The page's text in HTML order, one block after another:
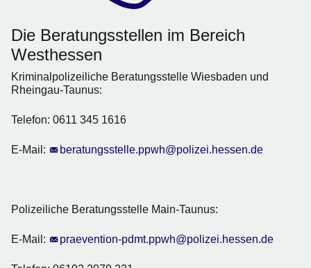
Die Beratungsstellen im Bereich
Westhessen
Kriminalpolizeiliche Beratungsstelle Wiesbaden und
Rheingau-Taunus:
Telefon: 0611 345 1616
E-Mail: beratungsstelle.ppwh@polizei.hessen.de
Polizeiliche Beratungsstelle Main-Taunus:
E-Mail: praevention-pdmt.ppwh@polizei.hessen.de